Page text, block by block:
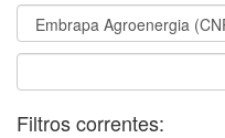
Filtros correntes: